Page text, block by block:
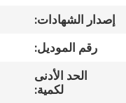
حول
جولة
إصدار الشهادات:
رقم الموديل:
الحد الأدنى
لكمية: